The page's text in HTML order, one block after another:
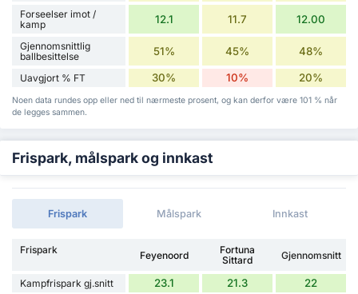
Forseelser imot /
kamp
12.1 11.7 12.00
Gjennomsnittlig
ballbesittelse
51% 45% 48%
Uavgjort % FT 30% 10% 20%
Noen data rundes opp eller ned til nærmeste prosent, og kan derfor være 101 % når
de legges sammen.
Frispark, målspark og innkast
Frispark Målspark Innkast
Frispark Feyenoord
Fortuna
Sittard
Gjennomsnitt
Kampfrispark gj.snitt 23.1 21.3 22